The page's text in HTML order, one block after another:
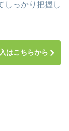
しっかり把握し
はこちらから